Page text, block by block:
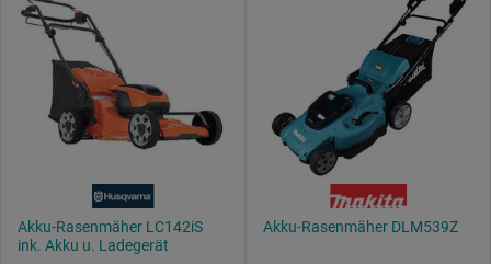
Akku-Rasenmäher LC142iS
ink. Akku u. Ladegerät
Akku-Rasenmäher DLM539Z